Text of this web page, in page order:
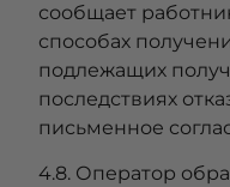
сообщает
способах
подлежащих
последствиях
письменное
4.8. Оператор